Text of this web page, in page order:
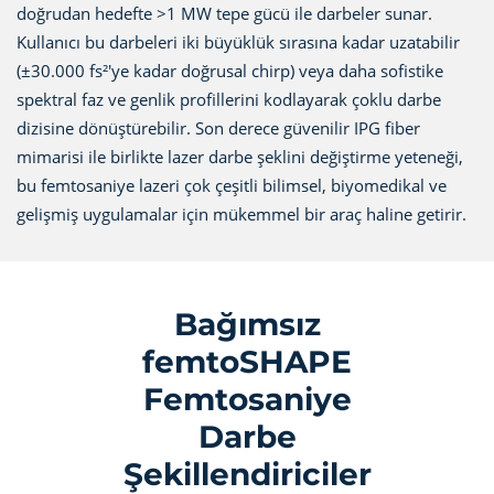
doğrudan hedefte >1 MW tepe gücü ile darbeler sunar.
Kullanıcı bu darbeleri iki büyüklük sırasına kadar uzatabilir
(±30.000 fs²'ye kadar doğrusal chirp) veya daha sofistike
spektral faz ve genlik profillerini kodlayarak çoklu darbe
dizisine dönüştürebilir. Son derece güvenilir IPG fiber
mimarisi ile birlikte lazer darbe şeklini değiştirme yeteneği,
bu femtosaniye lazeri çok çeşitli bilimsel, biyomedikal ve
gelişmiş uygulamalar için mükemmel bir araç haline getirir.
Bağımsız
femtoSHAPE
Femtosaniye
Darbe
Şekillendiriciler